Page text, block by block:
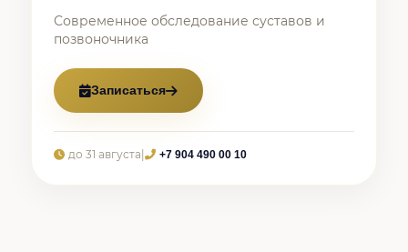
Современное обследование суставов и
позвоночника
Записаться
до 31 августа +7 904 490 00 10